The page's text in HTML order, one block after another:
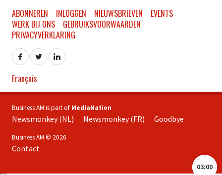
03:00
ABONNEREN INLOGGEN NIEUWSBRIEVEN
EVENTS
WERK BIJ ONS
GEBRUIKSVOORWAARDEN
PRIVACYVERKLARING
Français
Business AM is part of MediaNation
Newsmonkey (NL) Newsmonkey (FR) Goodbye
Business AM © 2026
Contact